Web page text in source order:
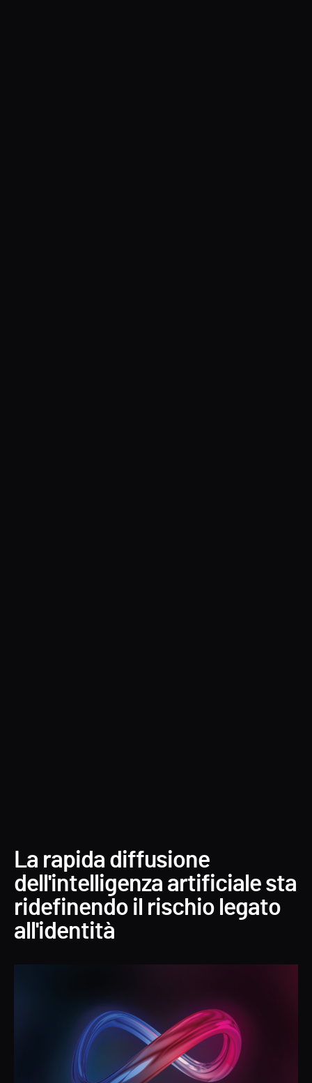
La rapida diffusione
dell'intelligenza artificiale sta
ridefinendo il rischio legato
all'identità